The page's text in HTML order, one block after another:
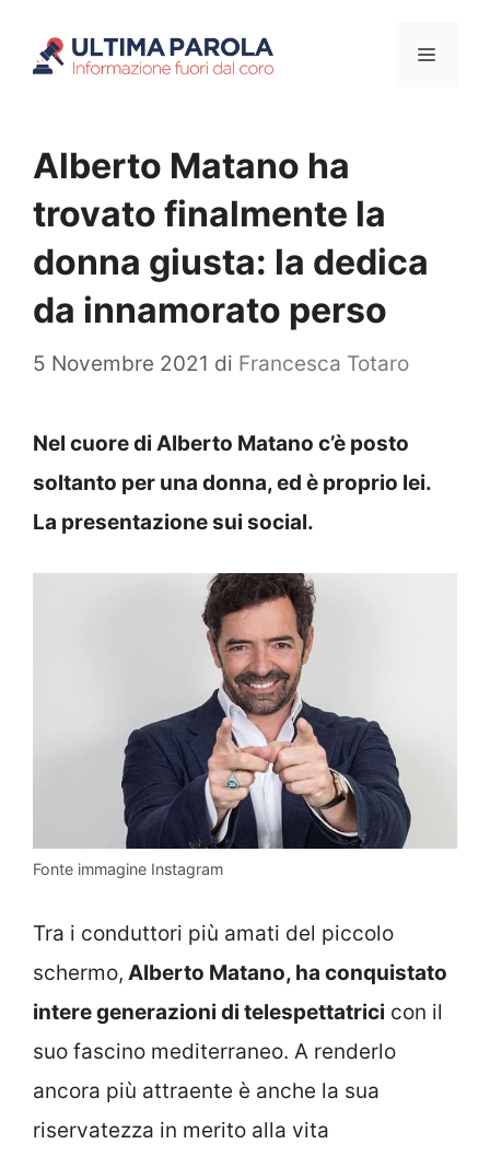
Menu
Alberto Matano ha
trovato finalmente la
donna giusta: la dedica
da innamorato perso
5 Novembre 2021 di Francesca Totaro
Nel cuore di Alberto Matano c’è posto
soltanto per una donna, ed è proprio lei.
La presentazione sui social.
Fonte immagine Instagram
Tra i conduttori più amati del piccolo
schermo, Alberto Matano, ha conquistato
intere generazioni di telespettatrici con il
suo fascino mediterraneo. A renderlo
ancora più attraente è anche la sua
riservatezza in merito alla vita